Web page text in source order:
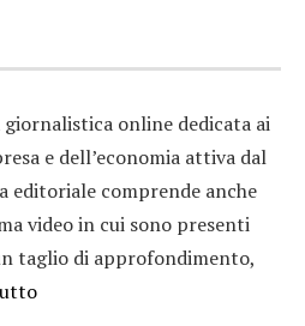
online dedicata ai
e dell’economia attiva dal
editoriale comprende anche
video in cui sono presenti
taglio di approfondimento,